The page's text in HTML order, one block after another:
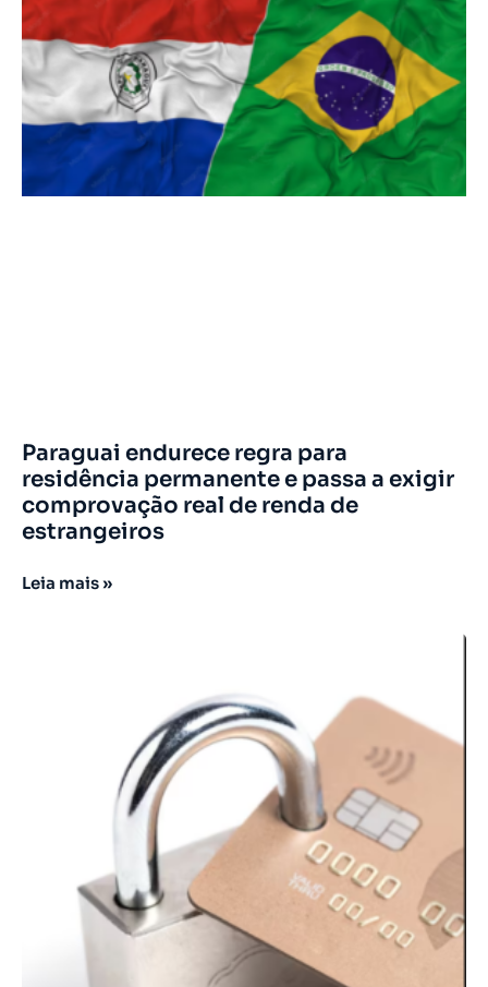
Paraguai endurece regra para
residência permanente e passa a exigir
comprovação real de renda de
estrangeiros
Leia mais »